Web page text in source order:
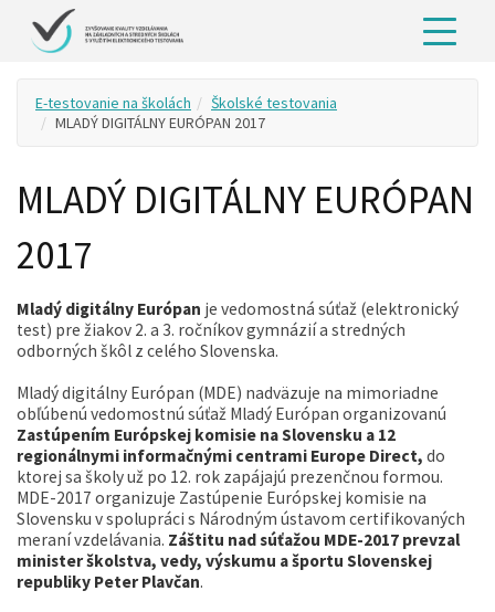
E-testovanie na školách
Školské testovania
MLADÝ DIGITÁLNY EURÓPAN 2017
MLADÝ DIGITÁLNY EURÓPAN
2017
Mladý digitálny Európan je vedomostná súťaž (elektronický
test) pre žiakov 2. a 3. ročníkov gymnázií a stredných
odborných škôl z celého Slovenska.
Mladý digitálny Európan (MDE) nadväzuje na mimoriadne
obľúbenú vedomostnú súťaž Mladý Európan organizovanú
Zastúpením Európskej komisie na Slovensku a 12
regionálnymi informačnými centrami Europe Direct, do
ktorej sa školy už po 12. rok zapájajú prezenčnou formou.
MDE-2017 organizuje Zastúpenie Európskej komisie na
Slovensku v spolupráci s Národným ústavom certifikovaných
meraní vzdelávania. Záštitu nad súťažou MDE-2017 prevzal
minister školstva, vedy, výskumu a športu Slovenskej
republiky Peter Plavčan.